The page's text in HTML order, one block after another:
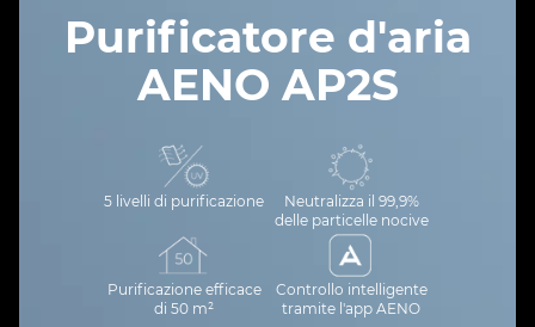
Purificatore d'aria
AENO AP2S
5 livelli di purificazione
Neutralizza il 99,9%
delle particelle nocive
Purificazione efficace
di 50 m²
Controllo intelligente
tramite l'app AENO